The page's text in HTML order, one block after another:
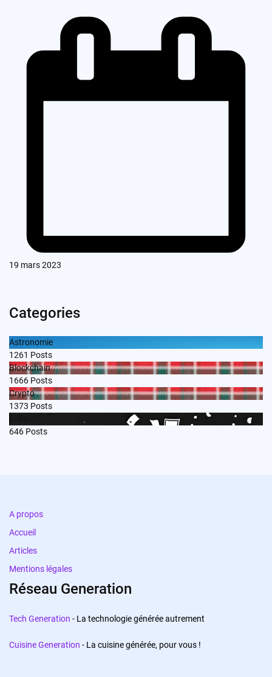
19 mars 2023
Categories
Astronomie
1261 Posts
Blockchain
1666 Posts
Crypto
1373 Posts
646 Posts
A propos
Accueil
Articles
Mentions légales
Réseau Generation
Tech Generation - La technologie générée autrement
Cuisine Generation - La cuisine générée, pour vous !